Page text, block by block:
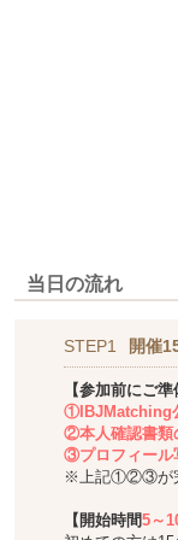
当日の流れ
STEP1 開催
【参加前にご
①IBJMatching
②本人確認書類
③プロフィール
※上記①②③が完
【開始時間5～